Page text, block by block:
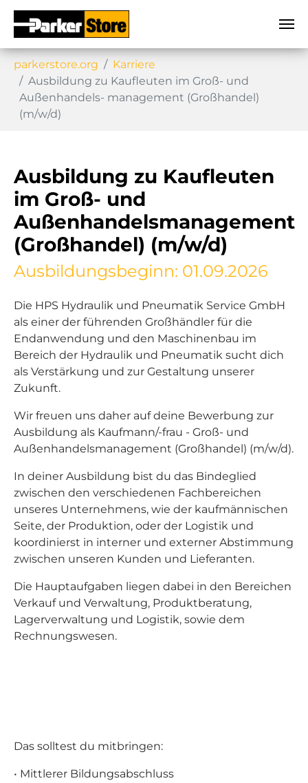
Sie sind hier:
parkerstore.org
Karriere
Ausbildung zu Kaufleuten im Groß- und
Außenhandels- management (Großhandel)
(m/w/d)
Ausbildung zu Kaufleuten
im Groß- und
Außenhandelsmanagement
(Großhandel) (m/w/d)
Ausbildungsbeginn: 01.09.2026
Die HPS Hydraulik und Pneumatik Service GmbH
als einer der führenden Großhändler für die
Endanwendung und den Maschinenbau im
Bereich der Hydraulik und Pneumatik sucht dich
als Verstärkung und zur Gestaltung unserer
Zukunft.
Wir freuen uns daher auf deine Bewerbung zur
Ausbildung als Kaufmann/-frau - Groß- und
Außenhandelsmanagement (Großhandel) (m/w/d).
In deiner Ausbildung bist du das Bindeglied
zwischen den verschiedenen Fachbereichen
unseres Unternehmens, wie der kaufmännischen
Seite, der Produktion, oder der Logistik und
koordinierst in interner und externer Abstimmung
zwischen unseren Kunden und Lieferanten.
Die Hauptaufgaben liegen dabei in den Bereichen
Verkauf und Verwaltung, Produktberatung,
Lagerverwaltung und Logistik, sowie dem
Rechnungswesen.
Das solltest du mitbringen:
• Mittlerer Bildungsabschluss